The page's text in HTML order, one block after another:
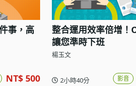
事，高
NT$ 500
整合運用效率倍增
讓您準時下班
楊玉文
2小時40分 影音